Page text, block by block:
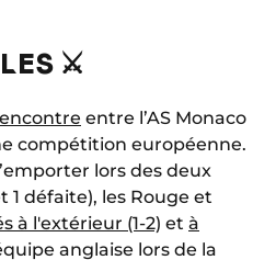
⚔️
entre l’AS Monaco
compétition européenne.
lors des deux
1 défaite), les Rouge et
à l'extérieur (1-2) et à
anglaise lors de la